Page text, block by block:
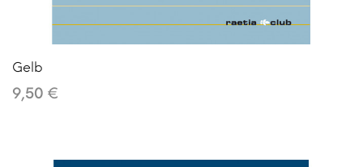
Gelb
9,50 €